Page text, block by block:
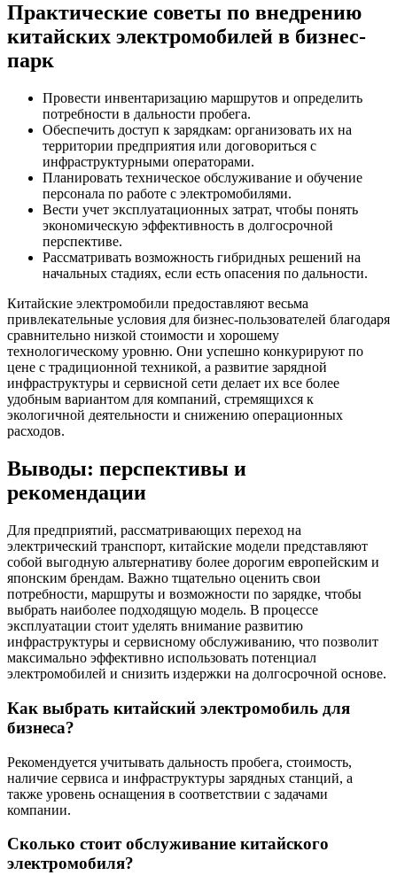
Практические советы по внедрению
китайских электромобилей в бизнес-
парк
Провести инвентаризацию маршрутов и определить
потребности в дальности пробега.
Обеспечить доступ к зарядкам: организовать их на
территории предприятия или договориться с
инфраструктурными операторами.
Планировать техническое обслуживание и обучение
персонала по работе с электромобилями.
Вести учет эксплуатационных затрат, чтобы понять
экономическую эффективность в долгосрочной
перспективе.
Рассматривать возможность гибридных решений на
начальных стадиях, если есть опасения по дальности.
Китайские электромобили предоставляют весьма
привлекательные условия для бизнес-пользователей благодаря
сравнительно низкой стоимости и хорошему
технологическому уровню. Они успешно конкурируют по
цене с традиционной техникой, а развитие зарядной
инфраструктуры и сервисной сети делает их все более
удобным вариантом для компаний, стремящихся к
экологичной деятельности и снижению операционных
расходов.
Выводы: перспективы и
рекомендации
Для предприятий, рассматривающих переход на
электрический транспорт, китайские модели представляют
собой выгодную альтернативу более дорогим европейским и
японским брендам. Важно тщательно оценить свои
потребности, маршруты и возможности по зарядке, чтобы
выбрать наиболее подходящую модель. В процессе
эксплуатации стоит уделять внимание развитию
инфраструктуры и сервисному обслуживанию, что позволит
максимально эффективно использовать потенциал
электромобилей и снизить издержки на долгосрочной основе.
Как выбрать китайский электромобиль для
бизнеса?
Рекомендуется учитывать дальность пробега, стоимость,
наличие сервиса и инфраструктуры зарядных станций, а
также уровень оснащения в соответствии с задачами
компании.
Сколько стоит обслуживание китайского
электромобиля?